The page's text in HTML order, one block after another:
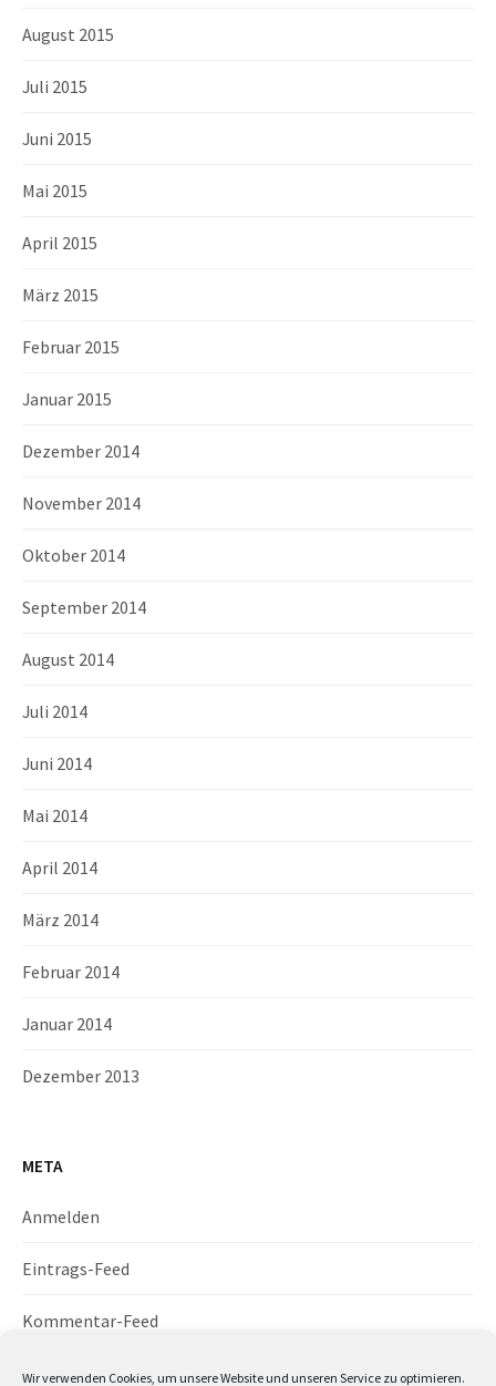
Wir verwenden Cookies, um unsere Website und unseren Service zu optimieren.
August 2015
Juli 2015
Juni 2015
Mai 2015
April 2015
März 2015
Februar 2015
Januar 2015
Dezember 2014
November 2014
Oktober 2014
September 2014
August 2014
Juli 2014
Juni 2014
Mai 2014
April 2014
März 2014
Februar 2014
Januar 2014
Dezember 2013
META
Anmelden
Eintrags-Feed
Kommentar-Feed
WordPress.org